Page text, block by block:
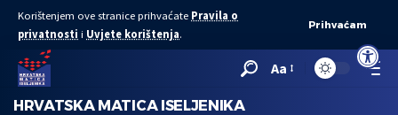
Open
Korištenjem ove stranice prihvaćate Pravila o
privatnosti i Uvjete korištenja.
Prihvaćam
Aa
HRVATSKA MATICA ISELJENIKA